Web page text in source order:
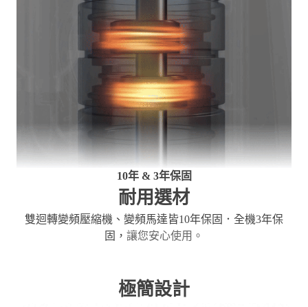
10年 & 3年保固
耐用選材
雙迴轉變頻壓縮機、變頻馬達皆10年保固．全機3年保
固， 讓您安心使用。
極簡設計